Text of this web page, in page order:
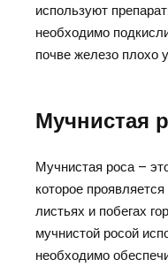
используют
необходимо
почве железо плохо
Мучнистая
Мучнистая роса –
которое
листьях и побегах
мучнистой росой
необходимо